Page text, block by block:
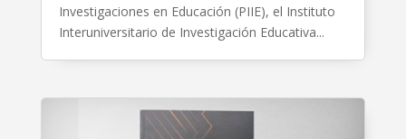
Investigaciones en Educación (PIIE), el Instituto
Interuniversitario de Investigación Educativa...